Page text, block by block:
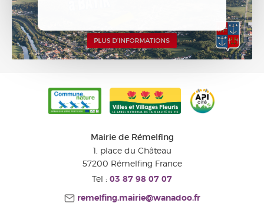
Mairie de Rémelfing
1, place du Château
57200 Rémelfing France
Tel : 03 87 98 07 07
remelfing.mairie@wanadoo.fr